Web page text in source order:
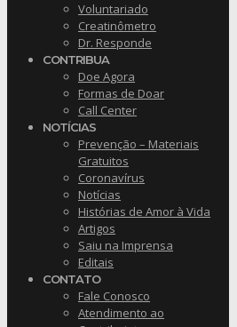
Voluntariado
Creatinômetro
Dr. Responde
CONTRIBUA
Doe Agora
Formas de Doar
Call Center
NOTÍCIAS
Prevenção – Materiais
Gratuitos
Coronavírus
Notícias
Histórias de Amor à Vida
Artigos
Saiu na Imprensa
Editais
CONTATO
Fale Conosco
Atendimento ao